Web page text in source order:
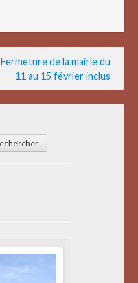
Fermeture de la mairie du
11 au 15 février inclus